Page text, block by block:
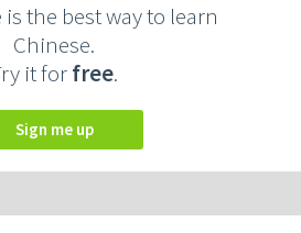
the best way to learn
Chinese.
it forfree.
Sign me up